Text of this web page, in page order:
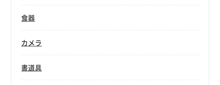
食器
カメラ
書道具